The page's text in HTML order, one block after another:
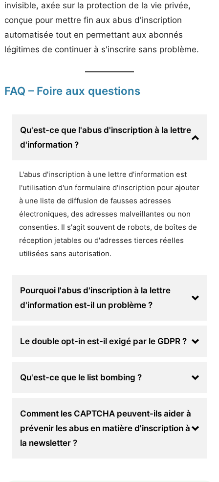
invisible, axée sur la protection de la vie privée,
conçue pour mettre fin aux abus d'inscription
automatisée tout en permettant aux abonnés
légitimes de continuer à s'inscrire sans problème.
FAQ – Foire aux questions
Qu'est-ce que l'abus d'inscription à la lettre
d'information ?
L'abus d'inscription à une lettre d'information est
l'utilisation d'un formulaire d'inscription pour ajouter
à une liste de diffusion de fausses adresses
électroniques, des adresses malveillantes ou non
consenties. Il s'agit souvent de robots, de boîtes de
réception jetables ou d'adresses tierces réelles
utilisées sans autorisation.
Pourquoi l'abus d'inscription à la lettre
d'information est-il un problème ?
Le double opt-in est-il exigé par le GDPR ?
Qu'est-ce que le list bombing ?
Comment les CAPTCHA peuvent-ils aider à
prévenir les abus en matière d'inscription à
la newsletter ?